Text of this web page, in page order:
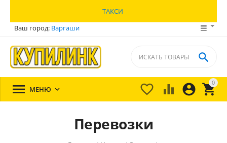
ТАКСИ
Ваш город: Варгаши
0


 

 МЕНЮ 
Перевозки